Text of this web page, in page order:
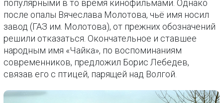
популярными в то время кинофильмами. Однако
после опалы Вячеслава Молотова, чьё имя носил
завод (ГАЗ им. Молотова), от прежних обозначений
решили отказаться. Окончательное и ставшее
народным имя «Чайка», по воспоминаниям
современников, предложил Борис Лебедев,
связав его с птицей, парящей над Волгой.